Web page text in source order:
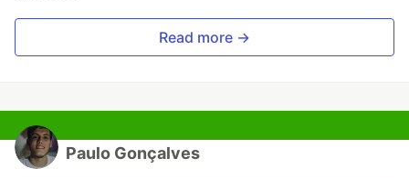
Read more →
Paulo Gonçalves